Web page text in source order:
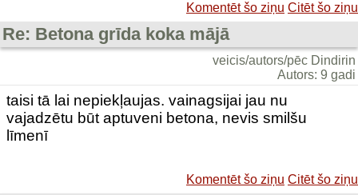
Komentēt šo ziņu Citēt šo ziņu
Re: Betona grīda koka mājā
veicis/autors/pēc Dindirin
Autors: 9 gadi
taisi tā lai nepiekļaujas. vainagsijai jau nu
vajadzētu būt aptuveni betona, nevis smilšu
līmenī
Komentēt šo ziņu Citēt šo ziņu